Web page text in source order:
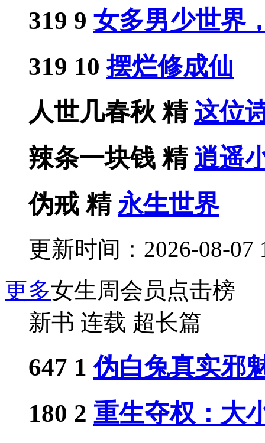
319 9 女多男少世界
319 10 摆烂修成仙
人世几春秋精 这位
辣条一块钱精 逍遥
伪戒精 永生世界
更新时间：2026-08-07
更多女生周会员点击榜
新书 连载 超长篇
647 1 伪白兔真实邪
180 2 重生夺权：大